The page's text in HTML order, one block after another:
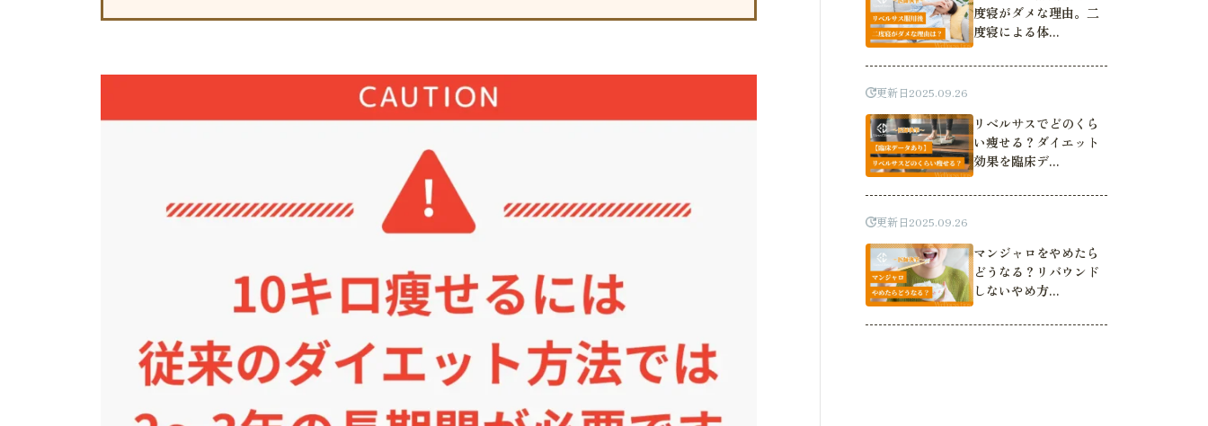
度寝がダメな理由。二
度寝による体...
更新日2025.09.26
リベルサスでどのくら
い痩せる？ダイエット
効果を臨床デ...
更新日2025.09.26
マンジャロをやめたら
どうなる？リバウンド
しないやめ方...